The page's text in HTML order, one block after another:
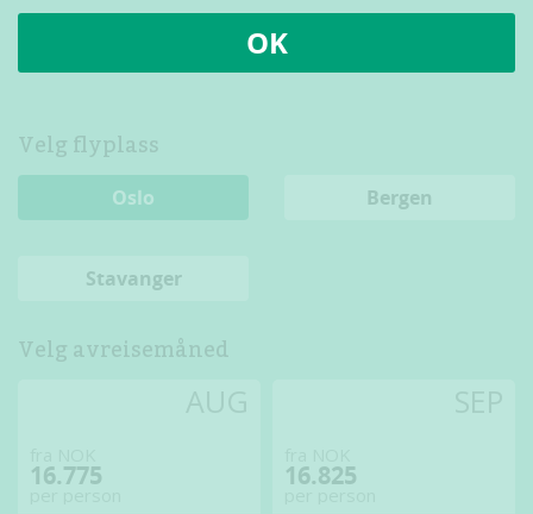
OK
Velg flyplass
Oslo Bergen
Stavanger
Velg avreisemåned
16.775 16.825